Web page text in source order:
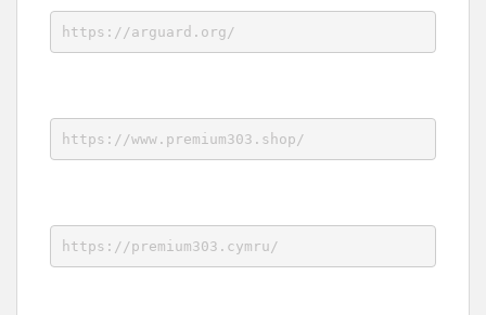
https://arguard.org/
https://www.premium303.shop/
https://premium303.cymru/